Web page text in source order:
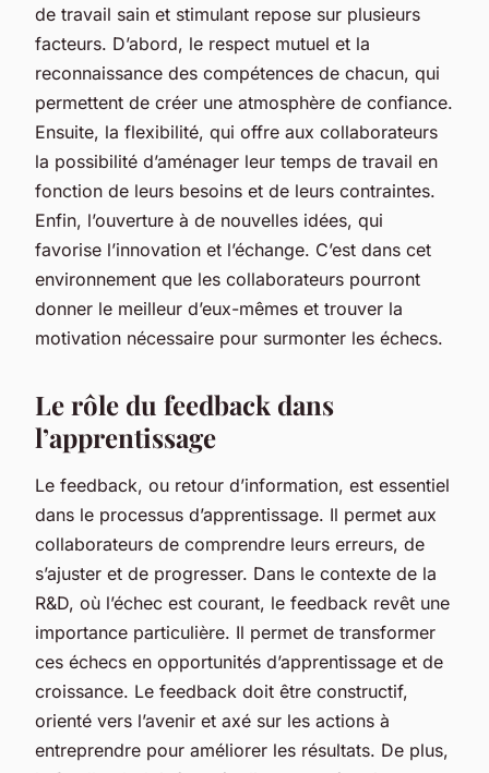
de travail sain et stimulant repose sur plusieurs
facteurs. D’abord, le respect mutuel et la
reconnaissance des compétences de chacun, qui
permettent de créer une atmosphère de confiance.
Ensuite, la flexibilité, qui offre aux collaborateurs
la possibilité d’aménager leur temps de travail en
fonction de leurs besoins et de leurs contraintes.
Enfin, l’ouverture à de nouvelles idées, qui
favorise l’innovation et l’échange. C’est dans cet
environnement que les collaborateurs pourront
donner le meilleur d’eux-mêmes et trouver la
motivation nécessaire pour surmonter les échecs.
Le rôle du feedback dans
l’apprentissage
Le feedback, ou retour d’information, est essentiel
dans le processus d’apprentissage. Il permet aux
collaborateurs de comprendre leurs erreurs, de
s’ajuster et de progresser. Dans le contexte de la
R&D, où l’échec est courant, le feedback revêt une
importance particulière. Il permet de transformer
ces échecs en opportunités d’apprentissage et de
croissance. Le feedback doit être constructif,
orienté vers l’avenir et axé sur les actions à
entreprendre pour améliorer les résultats. De plus,